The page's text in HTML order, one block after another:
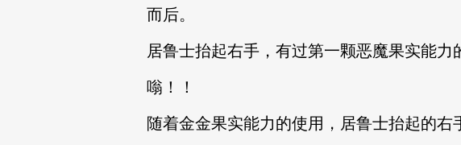
而后。
居鲁士抬起右手，有过第一颗恶魔果实能力
嗡！！
随着金金果实能力的使用，居鲁士抬起的右